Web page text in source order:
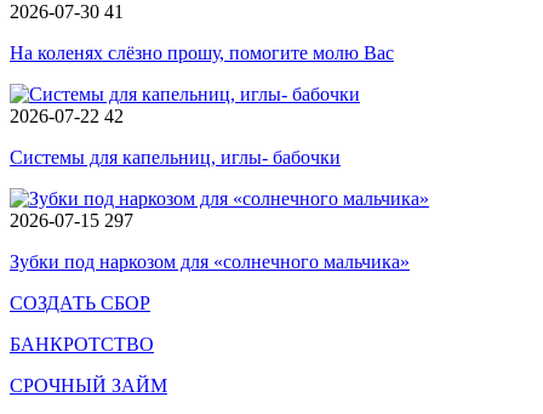
2026-07-30 41
На коленях слёзно прошу, помогите молю Вас
2026-07-22 42
Системы для капельниц, иглы- бабочки
2026-07-15 297
Зубки под наркозом для «солнечного мальчика»
СОЗДАТЬ СБОР
БАНКРОТСТВО
СРОЧНЫЙ ЗАЙМ